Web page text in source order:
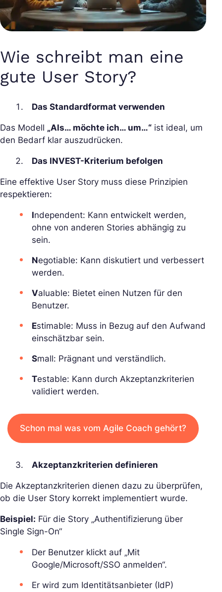
Wie schreibt man eine
gute User Story?
Das Standardformat verwenden
Das Modell „Als… möchte ich… um…“ ist ideal, um
den Bedarf klar auszudrücken.
Das INVEST-Kriterium befolgen
Eine effektive User Story muss diese Prinzipien
respektieren:
Independent: Kann entwickelt werden,
ohne von anderen Stories abhängig zu
sein.
Negotiable: Kann diskutiert und verbessert
werden.
Valuable: Bietet einen Nutzen für den
Benutzer.
Estimable: Muss in Bezug auf den Aufwand
einschätzbar sein.
Small: Prägnant und verständlich.
Testable: Kann durch Akzeptanzkriterien
validiert werden.
Schon mal was vom Agile Coach gehört?
Akzeptanzkriterien definieren
Die Akzeptanzkriterien dienen dazu zu überprüfen,
ob die User Story korrekt implementiert wurde.
Beispiel: Für die Story „Authentifizierung über
Single Sign-On“
Der Benutzer klickt auf „Mit
Google/Microsoft/SSO anmelden“.
Er wird zum Identitätsanbieter (IdP)